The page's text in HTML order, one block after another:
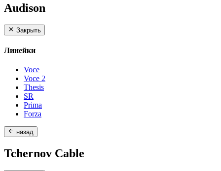
Audison
Закрыть
Линейки
Voce
Voce 2
Thesis
SR
Prima
Forza
назад
Tchernov Cable